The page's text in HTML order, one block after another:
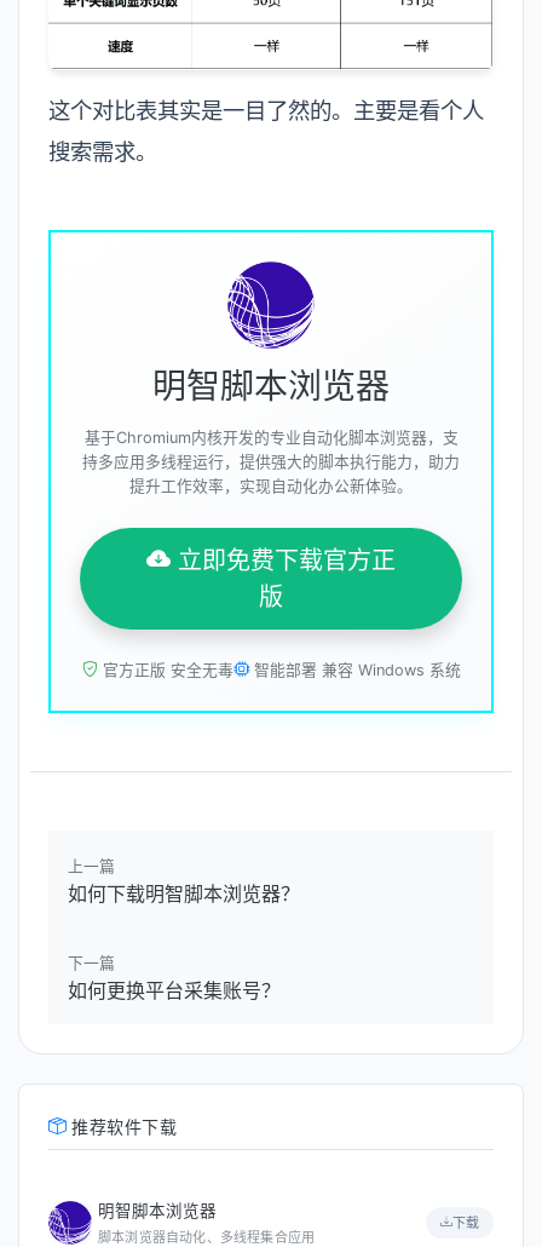
这个对比表其实是一目了然的。主要是看个人
搜索需求。
明智脚本浏览器
基于Chromium内核开发的专业自动化脚本浏览器，支
持多应用多线程运行，提供强大的脚本执行能力，助力
提升工作效率，实现自动化办公新体验。
立即免费下载官方正
版
官方正版 安全无毒 智能部署 兼容 Windows 系统
上一篇
如何下载明智脚本浏览器？
下一篇
如何更换平台采集账号？
推荐软件下载
明智脚本浏览器
脚本浏览器自动化、多线程集合应用
下载